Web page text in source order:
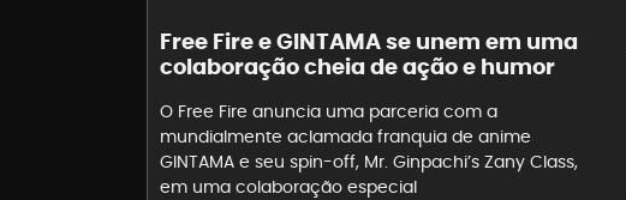
Free Fire e GINTAMA se unem em uma
colaboração cheia de ação e humor
O Free Fire anuncia uma parceria com a
mundialmente aclamada franquia de anime
GINTAMA e seu spin-off, Mr. Ginpachi’s Zany Class,
em uma colaboração especial